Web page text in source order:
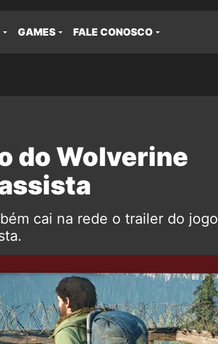
GAMES FALE CONOSCO
do Wolverine
cai na rede o trailer do jogo